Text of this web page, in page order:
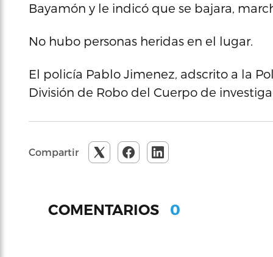
Bayamón y le indicó que se bajara,
No hubo personas heridas en el lugar.
El policía Pablo Jimenez, adscrito a la
División de Robo del Cuerpo de
Compartir
COMENTARIOS 0